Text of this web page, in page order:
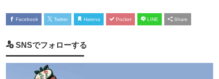
Facebook Twitter Hatena Pocket LINE Share
SNSでフォローする